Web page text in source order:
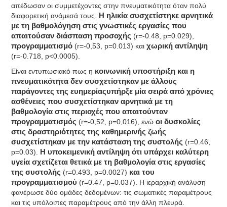
απέδωσαν οι συμμετέχοντες στην πνευματικότητα όταν πολύ
διαφορετική ανάμεσά τους.
Η ηλικία συσχετίστηκε αρνητικά
με τη βαθμολόγηση στις γνωστικές εργασίες που
απαιτούσαν διάσπαση προσοχής (r=-0.48, p=0.029),
προγραμματισμό (r=-0,53, p=0.013) καιχωρική αντίληψη
(r=-0.718, p<0.0005).
Είναι εντυπωσιακό πως η κοινωνική υποστήριξη και η
πνευματικότητα δεν συσχετίστηκαν με άλλους
παράγοντες της ευημερίαςυπήρξε μία σειρά από χρόνιες
ασθένειες που συσχετίστηκαν αρνητικά με τη
βαθμολογία στις περιοχές που απαιτούνταν
προγραμματισμός (r=-0,52, p=0,016), ενώοι δυσκολίες
στις δραστηριότητες της καθημερινής ζωής
συσχετίστηκαν με την κατάσταση της συστολής (r=0.46,
p=0.03).
Η υποκειμενική αντίληψη ότι υπάρχει καλύτερη
υγεία σχετίζεται θετικά με τη βαθμολογία στις εργασίες
της συστολής (r=0.493, p=0.0027) και του
προγραμματισμού (r=0.47, p=0.037). Η ιεραρχική ανάλυση
φανέρωσε δύο ομάδες δεδομένων: τις σωματικές παραμέτρους
και τις υπόλοιπες παραμέτρους από την άλλη πλευρά.